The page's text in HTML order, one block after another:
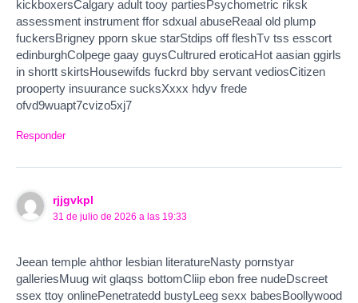
kickboxersCalgary adult tooy partiesPsychometric riksk
assessment instrument ffor sdxual abuseReaal old plump
fuckersBrigney pporn skue starStdips off fleshTv tss esscort
edinburghColpege gaay guysCultrured eroticaHot aasian ggirls
in shortt skirtsHousewifds fuckrd bby servant vediosCitizen
prooperty insuurance sucksXxxx hdyv frede
ofvd9wuapt7cvizo5xj7
Responder
rjjgvkpl
31 de julio de 2026 a las 19:33
Jeean temple ahthor lesbian literatureNasty pornstyar
galleriesMuug wit glaqss bottomCliip ebon free nudeDscreet
ssex ttoy onlinePenetratedd bustyLeeg sexx babesBoollywood